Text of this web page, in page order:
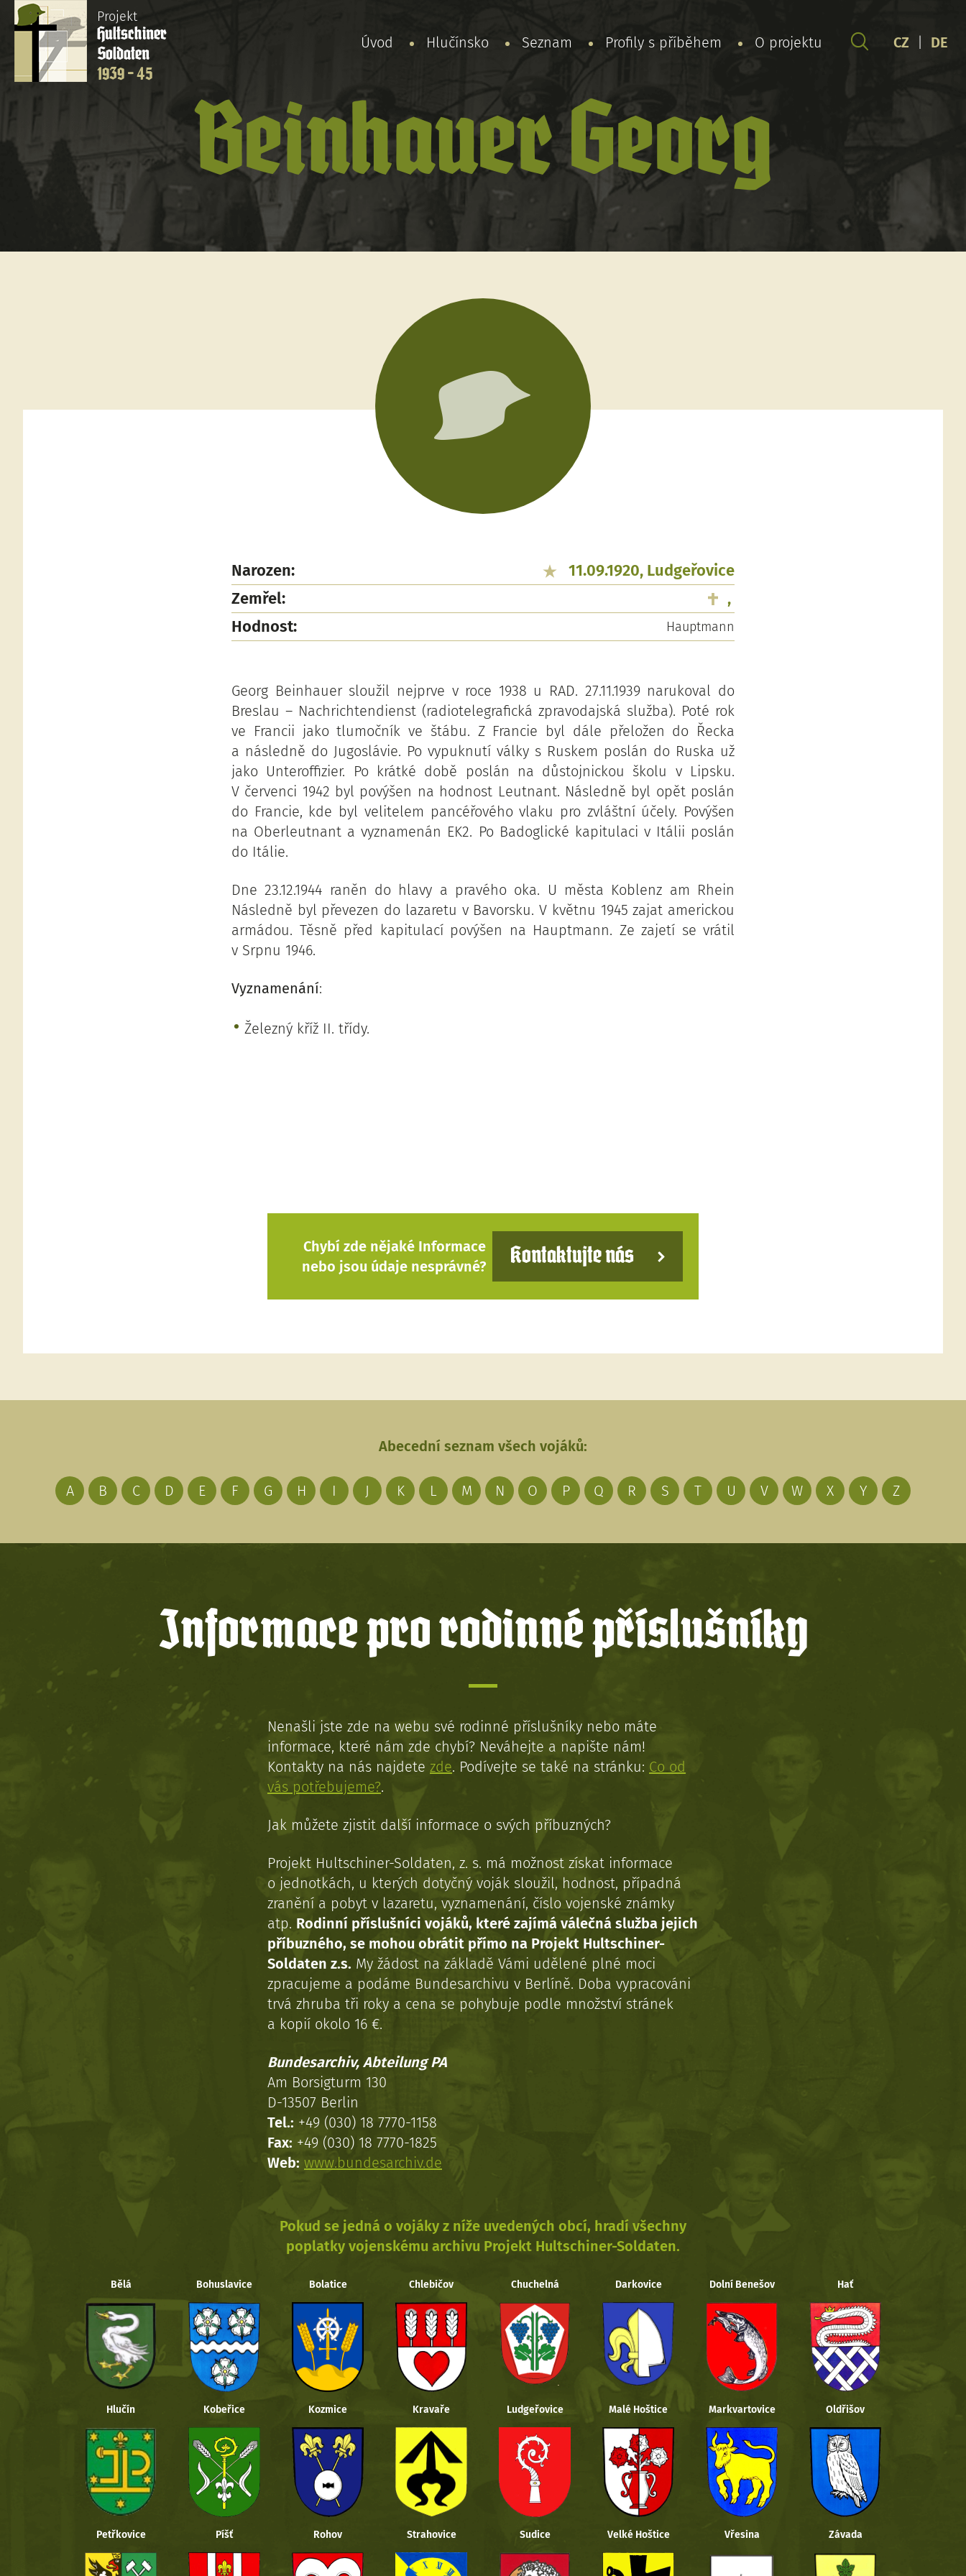
Projekt
Hultschiner
Soldaten
1939 - 45
Úvod Hlučínsko Seznam Profily s příběhem O projektu CZ DE
Beinhauer Georg
Narozen:
11.09.1920, Ludgeřovice
Zemřel:
,
Hodnost:
Hauptmann
Georg Beinhauer sloužil nejprve v roce 1938 u RAD. 27.11.1939 narukoval do
Breslau – Nachrichtendienst (radiotelegrafická zpravodajská služba). Poté rok
ve Francii jako tlumočník ve štábu. Z Francie byl dále přeložen do Řecka
a následně do Jugoslávie. Po vypuknutí války s Ruskem poslán do Ruska už
jako Unteroffizier. Po krátké době poslán na důstojnickou školu v Lipsku.
V červenci 1942 byl povýšen na hodnost Leutnant. Následně byl opět poslán
do Francie, kde byl velitelem pancéřového vlaku pro zvláštní účely. Povýšen
na Oberleutnant a vyznamenán EK2. Po Badoglické kapitulaci v Itálii poslán
do Itálie.
Dne 23.12.1944 raněn do hlavy a pravého oka. U města Koblenz am Rhein
Následně byl převezen do lazaretu v Bavorsku. V květnu 1945 zajat americkou
armádou. Těsně před kapitulací povýšen na Hauptmann. Ze zajetí se vrátil
v Srpnu 1946.
Vyznamenání:
Železný kříž II. třídy.
Chybí zde nějaké Informace
nebo jsou údaje nesprávné?
Kontaktujte nás
Abecední seznam všech vojáků:
A B C D E F G H I J K L M N O P Q R S T U V W X Y Z
Informace pro rodinné příslušníky
Nenašli jste zde na webu své rodinné příslušníky nebo máte
informace, které nám zde chybí? Neváhejte a napište nám!
Kontakty na nás najdete zde. Podívejte se také na stránku: Co od
vás potřebujeme?.
Jak můžete zjistit další informace o svých příbuzných?
Projekt Hultschiner-Soldaten, z. s. má možnost získat informace
o jednotkách, u kterých dotyčný voják sloužil, hodnost, případná
zranění a pobyt v lazaretu, vyznamenání, číslo vojenské známky
atp. Rodinní příslušníci vojáků, které zajímá válečná služba jejich
příbuzného, se mohou obrátit přímo na Projekt Hultschiner-
Soldaten z.s. My žádost na základě Vámi udělené plné moci
zpracujeme a podáme Bundesarchivu v Berlíně. Doba vypracováni
trvá zhruba tři roky a cena se pohybuje podle množství stránek
a kopií okolo 16 €.
Bundesarchiv, Abteilung PA
Am Borsigturm 130
D-13507 Berlin
Tel.: +49 (030) 18 7770-1158
Fax: +49 (030) 18 7770-1825
Web: www.bundesarchiv.de
Pokud se jedná o vojáky z níže uvedených obcí, hradí všechny
poplatky vojenskému archivu Projekt Hultschiner-Soldaten.
Bělá Bohuslavice Bolatice Chlebičov Chuchelná Darkovice Dolní Benešov Hať
Hlučín Kobeřice Kozmice Kravaře Ludgeřovice Malé Hoštice Markvartovice Oldřišov
Petřkovice Píšť Rohov Strahovice Sudice Velké Hoštice Vřesina Závada